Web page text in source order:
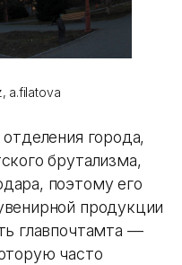
a.filatova
города,
брутализма,
поэтому его
продукции
главпочтамта —
часто